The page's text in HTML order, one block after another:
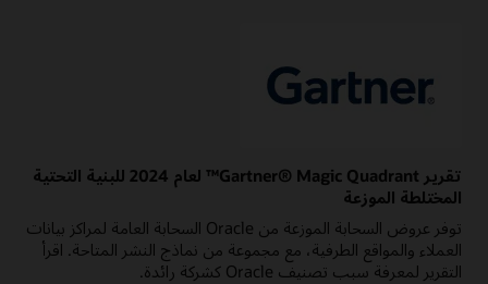
تقرير Gartner® Magic Quadrant™ لعام 2024 للبنية التحتية
المختلطة الموزعة
توفر عروض السحابة الموزعة من Oracle السحابة العامة لمراكز بيانات
العملاء والمواقع الطرفية، مع مجموعة من نماذج النشر المتاحة. اقرأ
التقرير لمعرفة سبب تصنيف Oracle كشركة رائدة.